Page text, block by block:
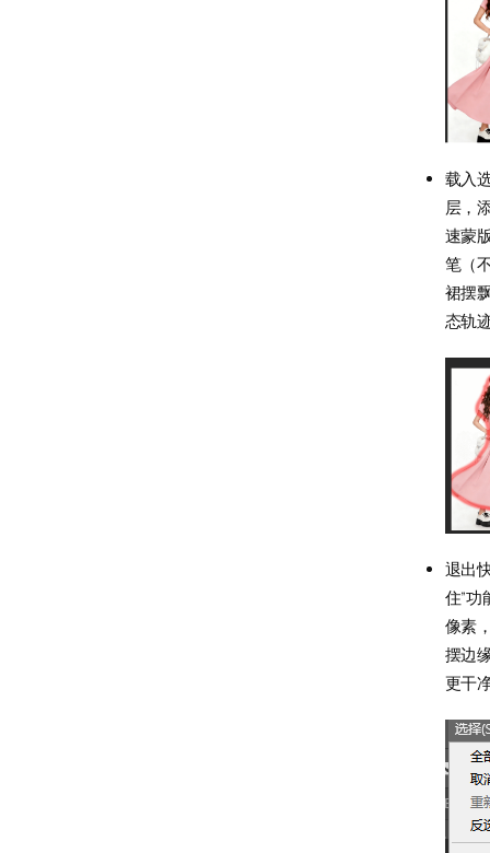
载入
层，
速蒙
笔（
裙摆
态轨
退出
住”功
像素
摆边
更干